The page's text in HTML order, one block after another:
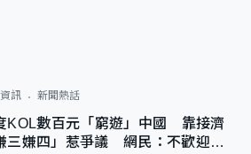
訊 新聞熱話
KOL數百元「窮遊」中國 靠接濟
三嫌四」惹爭議 網民：不歡迎劣